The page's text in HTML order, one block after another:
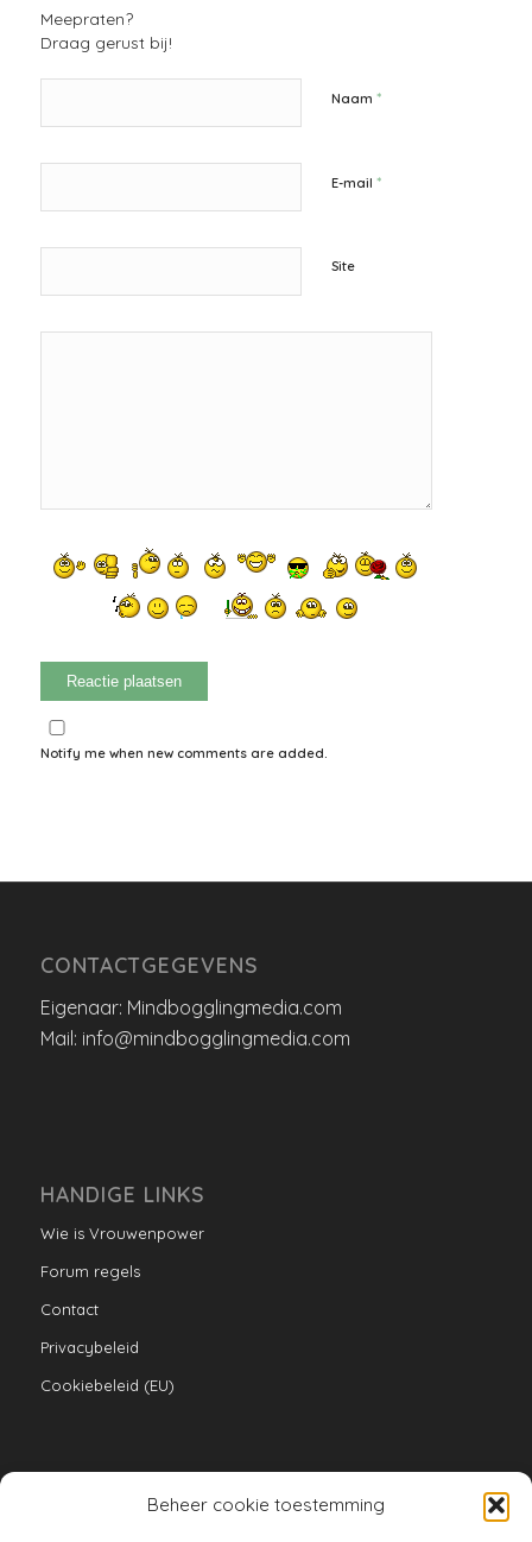
Beheer cookie toestemming
Meepraten?
Draag gerust bij!
Naam *
E-mail *
Site
Notify me when new comments are added.
CONTACTGEGEVENS
Eigenaar: Mindbogglingmedia.com
Mail: info@mindbogglingmedia.com
HANDIGE LINKS
Wie is Vrouwenpower
Forum regels
Contact
Privacybeleid
Cookiebeleid (EU)